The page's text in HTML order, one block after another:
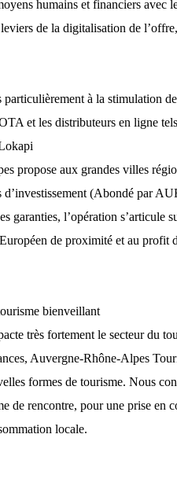
humains et financiers avec
de la digitalisation de
à la stimulation
et les distributeurs en ligne
propose aux grandes villes
(Abondé par
garanties, l’opération s’articule
de proximité et au profit
bienveillant
très fortement le secteur du
Auvergne-Rhône-Alpes
formes de tourisme. Nous
de rencontre, pour une prise en
locale.